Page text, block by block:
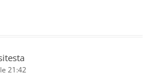
21:42